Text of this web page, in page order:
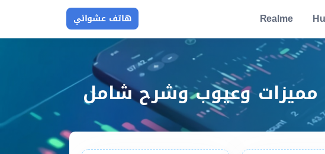
Realme هاتف عشوائي